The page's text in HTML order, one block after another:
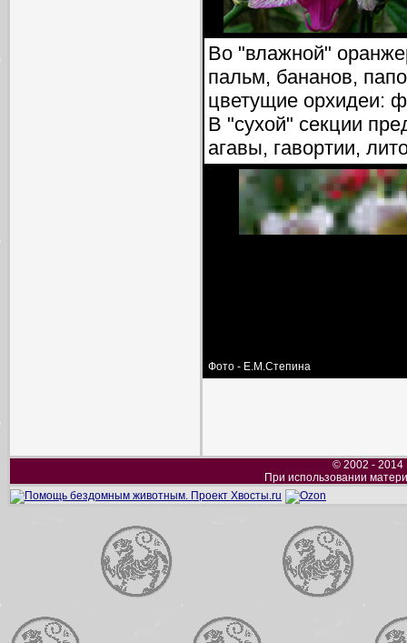
Во "влажной"
пальм, бананов,
цветущие орхидеи:
В "сухой" секции
агавы, гавортии,
Фото - Е.М.Степина
© 2002 -
При использовании